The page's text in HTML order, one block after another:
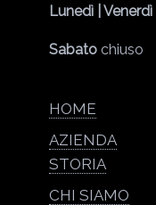
Lunedì | Venerdì
Sabato chiuso
HOME
AZIENDA
STORIA
CHI SIAMO